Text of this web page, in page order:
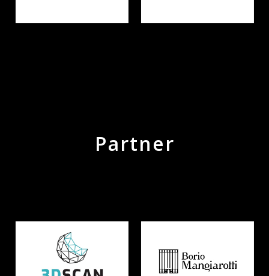
Partner